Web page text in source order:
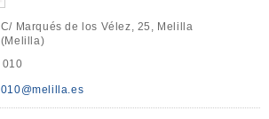
C/ Marqués de los Vélez, 25, Melilla
(Melilla)
010
010@melilla.es